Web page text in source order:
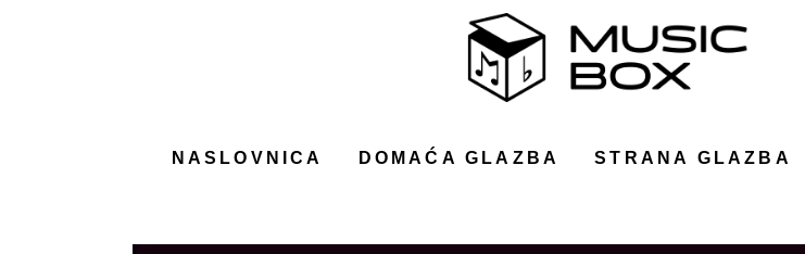
NASLOVNICA DOMAĆA GLAZBA STRANA GLAZBA